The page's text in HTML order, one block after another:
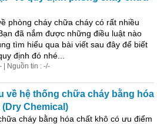
phòng cháy chữa cháy có rất nhiều
đã nắm được những điều luật nào
tìm hiểu qua bài viết sau đây để biết
định đó nhé...
| Nguồn tin : -/-
về hệ thống chữa cháy bằng hóa
Chemical)
cháy bằng hóa chất khô có ưu điểm